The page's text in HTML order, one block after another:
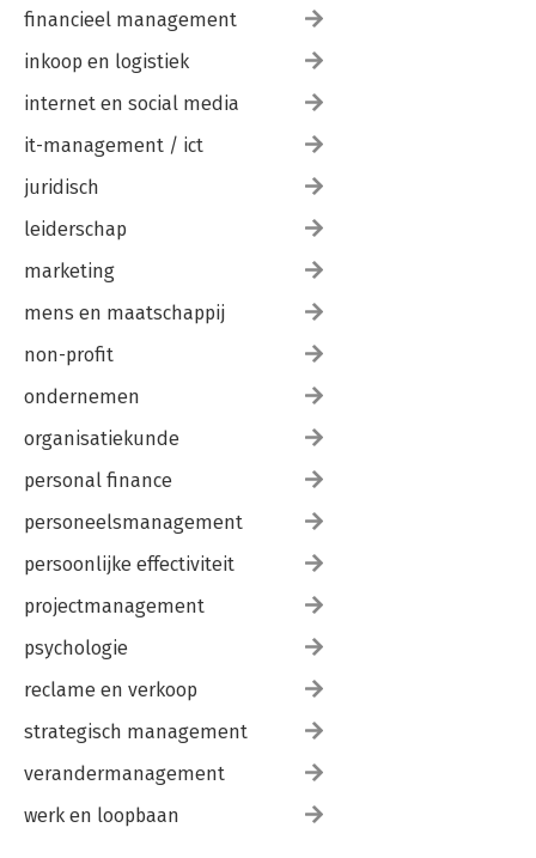
financieel management
inkoop en logistiek
internet en social media
it-management / ict
juridisch
leiderschap
marketing
mens en maatschappij
non-profit
ondernemen
organisatiekunde
personal finance
personeelsmanagement
persoonlijke effectiviteit
projectmanagement
psychologie
reclame en verkoop
strategisch management
verandermanagement
werk en loopbaan